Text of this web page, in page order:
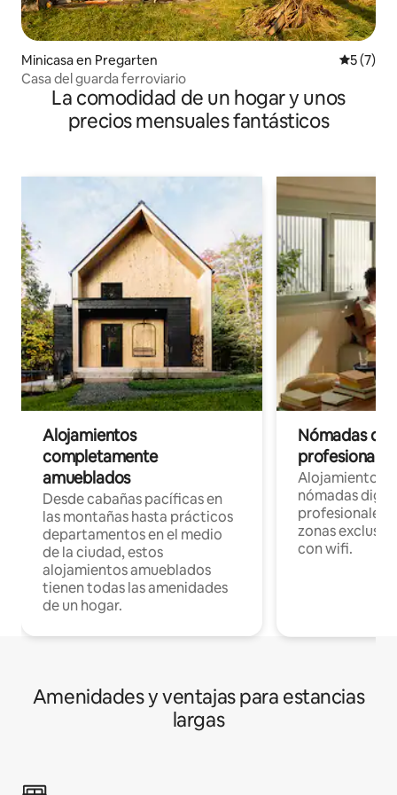
Minicasa en Pregarten
5 (7)
Casa del guarda ferroviario
La comodidad de un hogar y unos
precios mensuales fantásticos
Alojamientos
completamente
amueblados
Desde cabañas pacíficas en
las montañas hasta prácticos
departamentos en el medio
de la ciudad, estos
alojamientos amueblados
tienen todas las amenidades
de un hogar.
Nómadas
Alojamientos
nómadas
profesionales
zonas
con wifi.
Amenidades y ventajas para estancias
largas